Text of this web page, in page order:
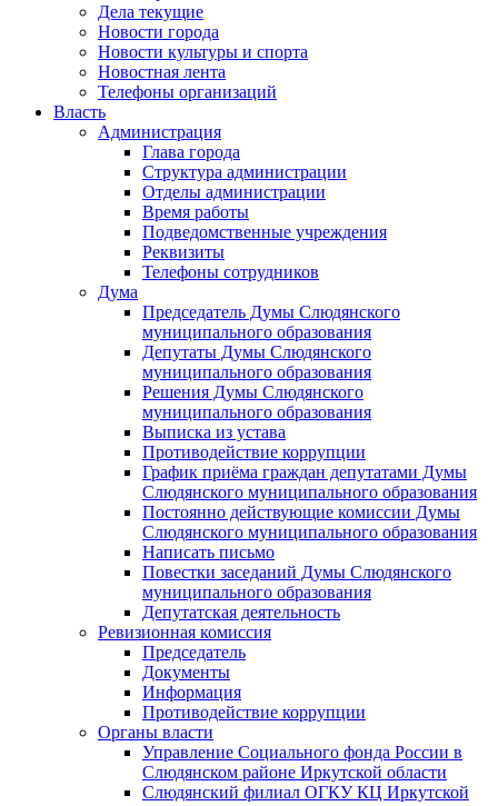
Дела текущие
Новости города
Новости культуры и спорта
Новостная лента
Телефоны организаций
Власть
Администрация
Глава города
Структура администрации
Отделы администрации
Время работы
Подведомственные учреждения
Реквизиты
Телефоны сотрудников
Дума
Председатель Думы Слюдянского
муниципального образования
Депутаты Думы Слюдянского
муниципального образования
Решения Думы Слюдянского
муниципального образования
Выписка из устава
Противодействие коррупции
График приёма граждан депутатами Думы
Слюдянского муниципального образования
Постоянно действующие комиссии Думы
Слюдянского муниципального образования
Написать письмо
Повестки заседаний Думы Слюдянского
муниципального образования
Депутатская деятельность
Ревизионная комиссия
Председатель
Документы
Информация
Противодействие коррупции
Органы власти
Управление Социального фонда России в
Слюдянском районе Иркутской области
Слюдянский филиал ОГКУ КЦ Иркутской